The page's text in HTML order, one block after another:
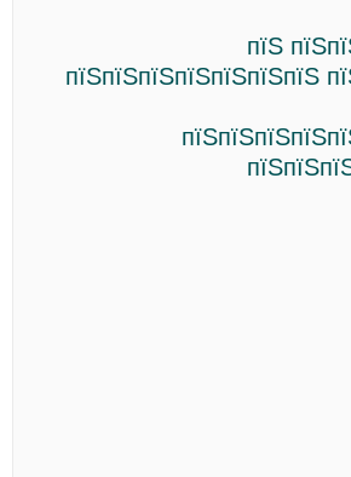
пїЅ
пїЅпїЅпїЅпїЅпїЅпїЅпїЅ